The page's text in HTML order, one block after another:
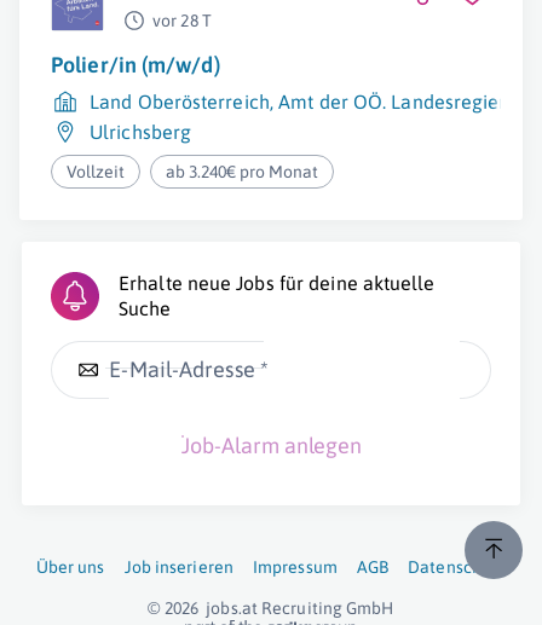
vor 28 T
Polier/in (m/w/d)
Land Oberösterreich, Amt der OÖ. Landesregierung
Ulrichsberg
Vollzeit ab 3.240€ pro Monat
Erhalte neue Jobs für deine aktuelle
Suche
E-Mail-Adresse *
Job-Alarm anlegen
Über uns Job inserieren Impressum AGB Datenschutz
© 2026 jobs.at Recruiting GmbH